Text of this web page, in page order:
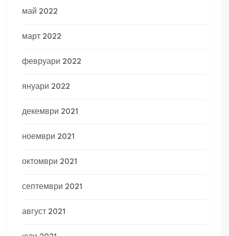
май 2022
март 2022
февруари 2022
януари 2022
декември 2021
ноември 2021
октомври 2021
септември 2021
август 2021